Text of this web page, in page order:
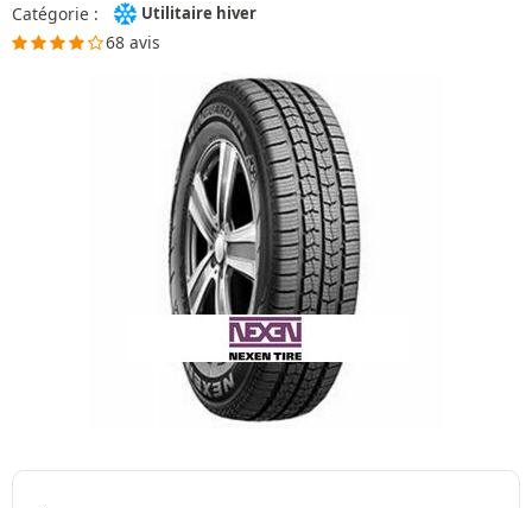
Catégorie : Utilitaire hiver
68 avis